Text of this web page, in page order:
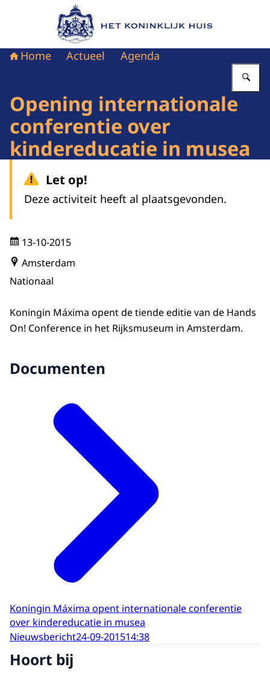
Naar de homepage van Het Koninklijk Huis
Home Actueel Agenda
Opening internationale
conferentie over
kindereducatie in musea
Let op!
Deze activiteit heeft al plaatsgevonden.
13-10-2015
Amsterdam
Nationaal
Koningin Máxima opent de tiende editie van de Hands
On! Conference in het Rijksmuseum in Amsterdam.
Documenten
Koningin Máxima opent internationale conferentie
over kindereducatie in musea
Nieuwsbericht24-09-201514:38
Hoort bij